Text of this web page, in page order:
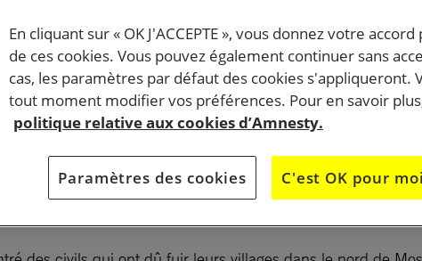
Mossoul et ses environs contrôlés par le groupe armé
boucliers humains par les combattants de l’EI, a déclaré
En cliquant sur « OK J'ACCEPTE », vous donnez votre
de ces cookies. Vous pouvez également continuer sans
cas, les paramètres par défaut des cookies s'appliqueront.
tout moment modifier vos préférences. Pour en savoir
politique relative aux cookies d’Amnesty.
Paramètres des cookies C'est OK pour moi